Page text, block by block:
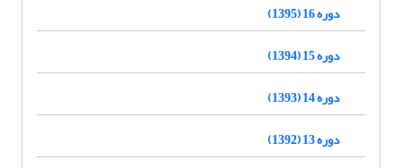
دوره 16 (1395)
دوره 15 (1394)
دوره 14 (1393)
دوره 13 (1392)